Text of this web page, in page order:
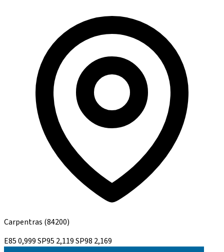
Carpentras (84200)
E850,999SP95 2,119SP98 2,169